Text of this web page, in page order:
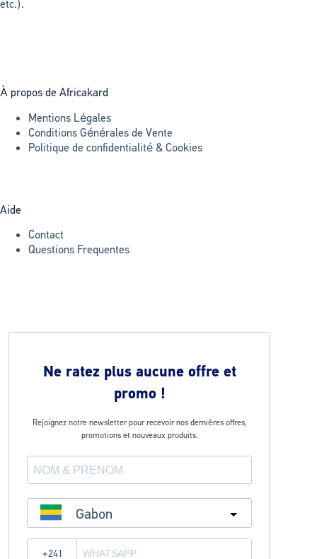
etc.).
À propos de Africakard
Mentions Légales
Conditions Générales de Vente
Politique de confidentialité & Cookies
Aide
Contact
Questions Frequentes
Ne ratez plus aucune offre et
promo !
Rejoignez notre newsletter pour recevoir nos dernières offres,
promotions et nouveaux produits.
Gabon